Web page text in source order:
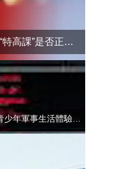
【通講壇】歷史陰影重現？日本“特高課”是否正在借殼還魂